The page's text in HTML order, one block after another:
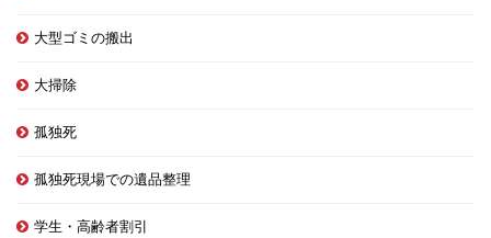
大型ゴミの搬出
大掃除
孤独死
孤独死現場での遺品整理
学生・高齢者割引